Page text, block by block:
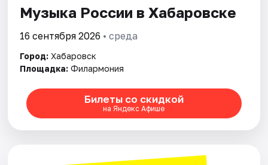
Артисты
Рейтинги
Музыка России в Хабаровске
16 сентября 2026 • среда
Город: Хабаровск
Площадка: Филармония
Билеты со скидкой
на Яндекс Афише